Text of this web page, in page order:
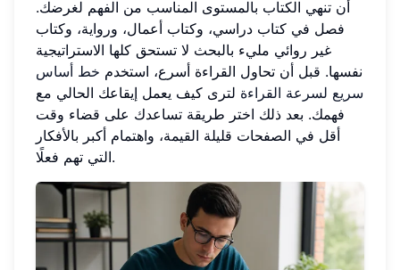
أن تنهي الكتاب بالمستوى المناسب من الفهم لغرضك.
فصل في كتاب دراسي، وكتاب أعمال، ورواية، وكتاب
غير روائي مليء بالبحث لا تستحق كلها الاستراتيجية
نفسها. قبل أن تحاول القراءة أسرع، استخدم خط أساس
سريع لسرعة القراءة لترى كيف يعمل إيقاعك الحالي مع
فهمك. بعد ذلك اختر طريقة تساعدك على قضاء وقت
أقل في الصفحات قليلة القيمة، واهتمام أكبر بالأفكار
التي تهم فعلًا.